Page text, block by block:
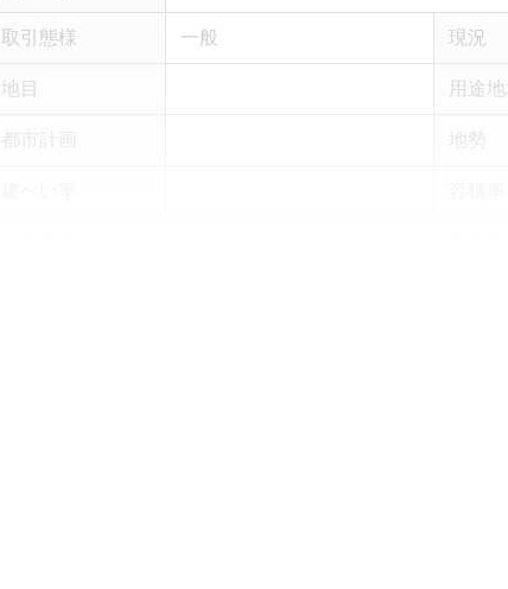
取引態様 一般 現況
地目 用途
都市計画 地勢